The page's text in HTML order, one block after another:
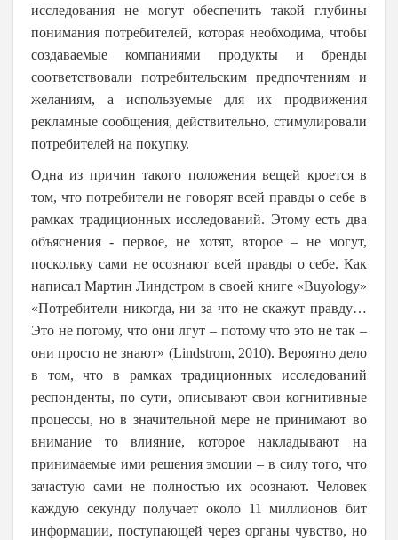
исследования не могут обеспечить такой глубины
понимания потребителей, которая необходима, чтобы
создаваемые компаниями продукты и бренды
соответствовали потребительским предпочтениям и
желаниям, а используемые для их продвижения
рекламные сообщения, действительно, стимулировали
потребителей на покупку.
Одна из причин такого положения вещей кроется в
том, что потребители не говорят всей правды о себе в
рамках традиционных исследований. Этому есть два
объяснения - первое, не хотят, второе – не могут,
поскольку сами не осознают всей правды о себе. Как
написал Мартин Линдстром в своей книге «Buyology»
«Потребители никогда, ни за что не скажут правду…
Это не потому, что они лгут – потому что это не так –
они просто не знают» (Lindstrom, 2010). Вероятно дело
в том, что в рамках традиционных исследований
респонденты, по сути, описывают свои когнитивные
процессы, но в значительной мере не принимают во
внимание то влияние, которое накладывают на
принимаемые ими решения эмоции – в силу того, что
зачастую сами не полностью их осознают. Человек
каждую секунду получает около 11 миллионов бит
информации, поступающей через органы чувство, но